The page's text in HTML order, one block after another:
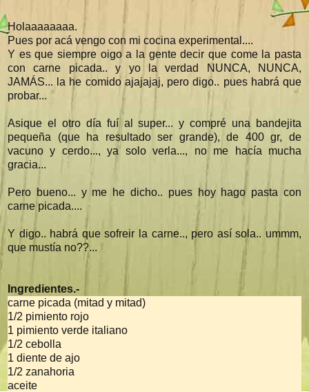
Holaaaaaaaa.
Pues por acá vengo con mi cocina experimental....
Y es que siempre oigo a la gente decir que come la pasta
con carne picada.. y yo la verdad NUNCA, NUNCA,
JAMÁS... la he comido ajajajaj, pero digo.. pues habrá que
probar...
Asique el otro día fuí al super... y compré una bandejita
pequeña (que ha resultado ser grande), de 400 gr, de
vacuno y cerdo..., ya solo verla..., no me hacía mucha
gracia...
Pero bueno... y me he dicho.. pues hoy hago pasta con
carne picada....
Y digo.. habrá que sofreir la carne.., pero así sola.. ummm,
que mustía no??...
Ingredientes.-
carne picada (mitad y mitad)
1/2 pimiento rojo
1 pimiento verde italiano
1/2 cebolla
1 diente de ajo
1/2 zanahoria
aceite